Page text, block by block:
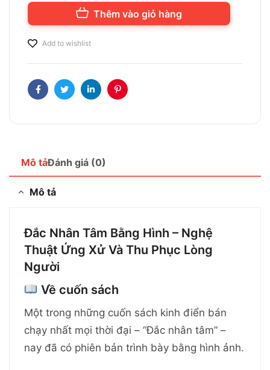
Thêm vào giỏ hàng
Add to wishlist
FacebookTwitterLinkedinPinterest
Mô tảĐánh giá (0)
Mô tả
Đắc Nhân Tâm Bằng Hình – Nghệ
Thuật Ứng Xử Và Thu Phục Lòng
Người
Về cuốn sách
Một trong những cuốn sách kinh điển bán
chạy nhất mọi thời đại – “Đắc nhân tâm” –
nay đã có phiên bản trình bày bằng hình ảnh.